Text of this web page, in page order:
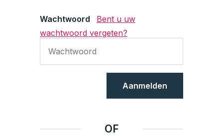
Wachtwoord
Bent u uw
wachtwoord vergeten?
Aanmelden
OF